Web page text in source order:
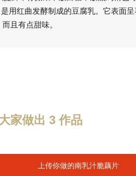
用红曲发酵制成的豆腐乳。它表面呈
且有点甜味。
家做出 3 作品
上传你做的南乳汁脆藕片